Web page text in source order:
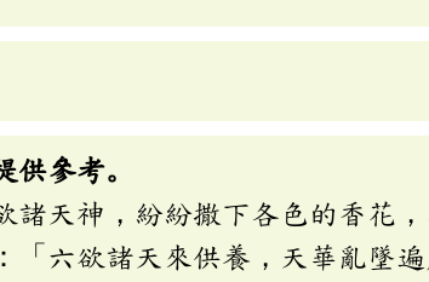
供參考。
天神，紛紛撒下各色的香花
「六欲諸天來供養，天華亂墜